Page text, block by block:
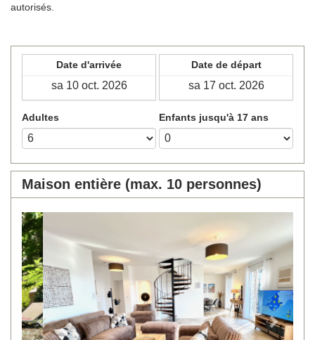
autorisés.
Date d'arrivée Date de départ
Adultes Enfants jusqu'à 17 ans
Maison entière (max. 10 personnes)
Previous Next